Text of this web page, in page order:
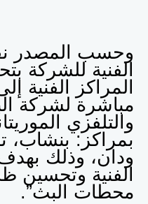
وحسب المصدر
الفنية للشركة
المراكز الفنية
مباشرة لشركة
والتلفزي
بمراكز: بنشاب،
ودان، وذلك
الفنية وتحسين
محطات البث”.